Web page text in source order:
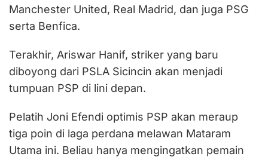
Manchester United, Real Madrid, dan juga PSG
serta Benfica.
Terakhir, Ariswar Hanif, striker yang baru
diboyong dari PSLA Sicincin akan menjadi
tumpuan PSP di lini depan.
Pelatih Joni Efendi optimis PSP akan meraup
tiga poin di laga perdana melawan Mataram
Utama ini. Beliau hanya mengingatkan pemain